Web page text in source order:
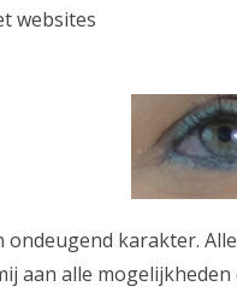
websites
ondeugend karakter.
aan alle mogelijkheden